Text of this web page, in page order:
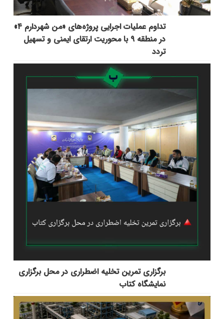
تداوم عملیات اجرایی پروژه‌های «من شهردارم ۴»
در منطقه ۹ با محوریت ارتقای ایمنی و تسهیل
تردد
برگزاری تمرین تخلیه اضطراری در محل برگزاری
نمایشگاه کتاب